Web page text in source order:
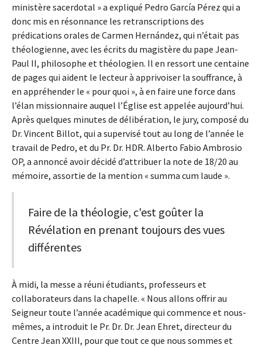
ministère sacerdotal » a expliqué Pedro García Pérez qui a
donc mis en résonnance les retranscriptions des
prédications orales de Carmen Hernández, qui n’était pas
théologienne, avec les écrits du magistère du pape Jean-
Paul II, philosophe et théologien. Il en ressort une centaine
de pages qui aident le lecteur à apprivoiser la souffrance, à
en appréhender le « pour quoi », à en faire une force dans
l’élan missionnaire auquel l’Église est appelée aujourd’hui.
Après quelques minutes de délibération, le jury, composé du
Dr. Vincent Billot, qui a supervisé tout au long de l’année le
travail de Pedro, et du Pr. Dr. HDR. Alberto Fabio Ambrosio
OP, a annoncé avoir décidé d’attribuer la note de 18/20 au
mémoire, assortie de la mention « summa cum laude ».
Faire de la théologie, c'est goûter la
Révélation en prenant toujours des vues
différentes
À midi, la messe a réuni étudiants, professeurs et
collaborateurs dans la chapelle. « Nous allons offrir au
Seigneur toute l’année académique qui commence et nous-
mêmes, a introduit le Pr. Dr. Dr. Jean Ehret, directeur du
Centre Jean XXIII, pour que tout ce que nous sommes et